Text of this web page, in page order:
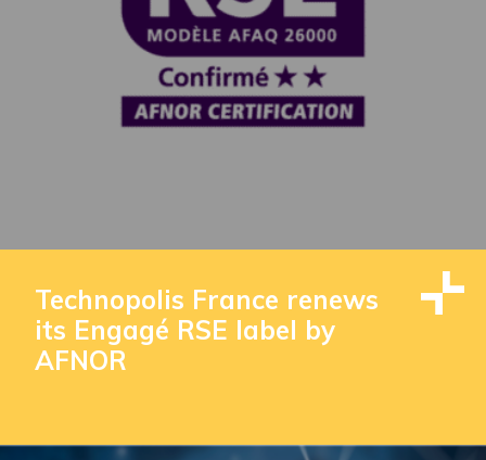
Technopolis France renews
its Engagé RSE label by
AFNOR